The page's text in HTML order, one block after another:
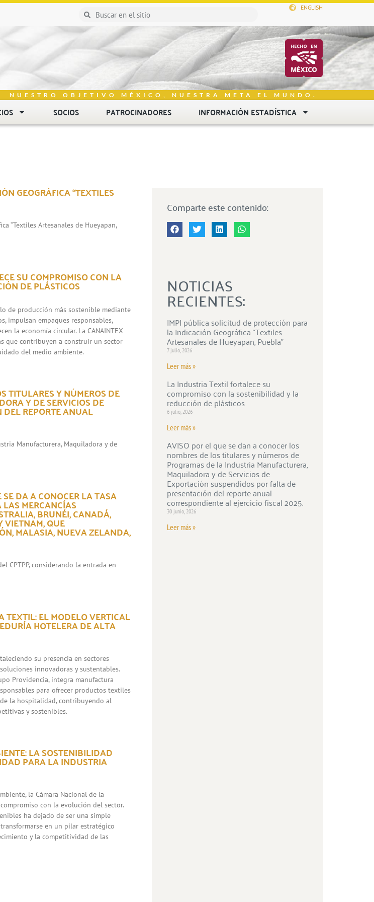
ENGLISH
NUESTRO OBJETIVO MÉXICO, NUESTRA META EL MUNDO.
SOCIOS PATROCINADORES INFORMACIÓN ESTADÍSTICA
GEOGRÁFICA “TEXTILES
“Textiles Artesanales de Hueyapan,
SU COMPROMISO CON LA
DE PLÁSTICOS
de producción más sostenible mediante
impulsan empaques responsables,
la economía circular. La CANAINTEX
que contribuyen a construir un sector
del medio ambiente.
TITULARES Y NÚMEROS DE
Y DE SERVICIOS DE
REPORTE ANUAL
Manufacturera, Maquiladora y de
DA A CONOCER LA TASA
MERCANCÍAS
BRUNÉI, CANADÁ,
VIETNAM, QUE
MALASIA, NUEVA ZELANDA,
CPTPP, considerando la entrada en
EL MODELO VERTICAL
HOTELERA DE ALTA
su presencia en sectores
innovadoras y sustentables.
Providencia, integra manufactura
para ofrecer productos textiles
la hospitalidad, contribuyendo al
y sostenibles.
LA SOSTENIBILIDAD
PARA LA INDUSTRIA
la Cámara Nacional de la
con la evolución del sector.
ha dejado de ser una simple
en un pilar estratégico
y la competitividad de las
Comparte este contenido:
NOTICIAS
RECIENTES:
IMPI pública solicitud de protección para
la Indicación Geográfica “Textiles
Artesanales de Hueyapan, Puebla”
7 julio, 2026
Leer más »
La Industria Textil fortalece su
compromiso con la sostenibilidad y la
reducción de plásticos
6 julio, 2026
Leer más »
AVISO por el que se dan a conocer los
nombres de los titulares y números de
Programas de la Industria Manufacturera,
Maquiladora y de Servicios de
Exportación suspendidos por falta de
presentación del reporte anual
correspondiente al ejercicio fiscal 2025.
30 junio, 2026
Leer más »